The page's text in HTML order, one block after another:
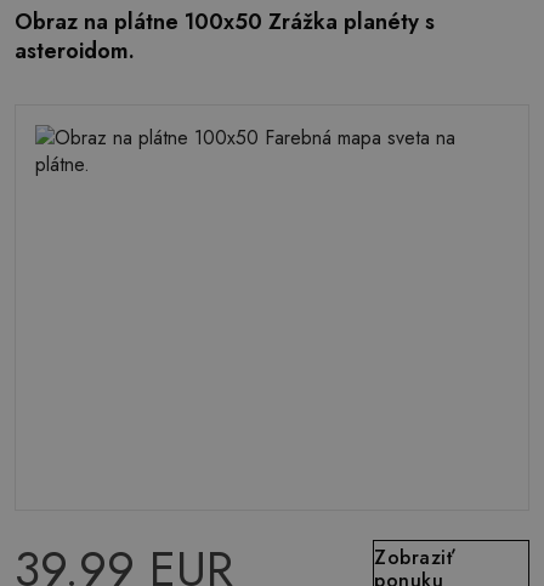
Obraz na plátne 100x50 Zrážka planéty s
asteroidom.
39.99 EUR
Zobraziť